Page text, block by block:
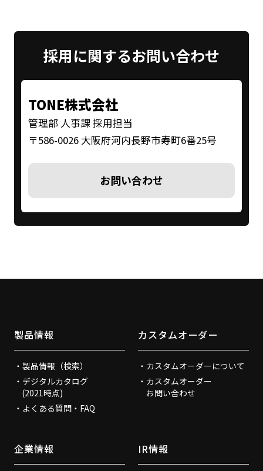
採用に関するお問い合わせ
TONE株式会社
管理部 人事課 採用担当
〒586-0026 大阪府河内長野市寿町6番25号
お問い合わせ
製品情報
製品情報（検索）
デジタルカタログ
(2021時点)
よくある質問・FAQ
カスタムオーダー
カスタムオーダーについて
カスタムオーダー
お問い合わせ
企業情報 IR情報